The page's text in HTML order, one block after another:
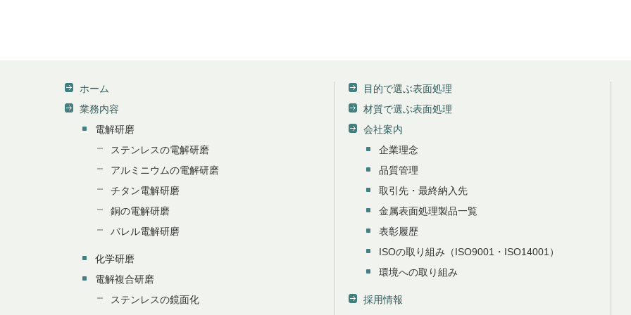
ホーム
業務内容
電解研磨
ステンレスの電解研磨
アルミニウムの電解研磨
チタン電解研磨
銅の電解研磨
バレル電解研磨
化学研磨
電解複合研磨
ステンレスの鏡面化
目的で選ぶ表面処理
材質で選ぶ表面処理
会社案内
企業理念
品質管理
取引先・最終納入先
金属表面処理製品一覧
表彰履歴
ISOの取り組み（ISO9001・ISO14001）
環境への取り組み
採用情報